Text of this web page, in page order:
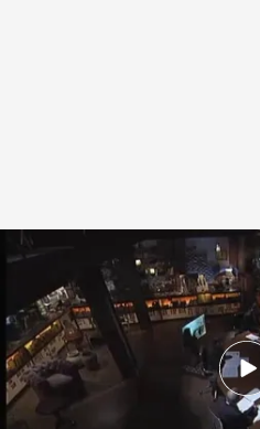
cuatro.com
06 OCT 2014 - 01:20h.
Compartir